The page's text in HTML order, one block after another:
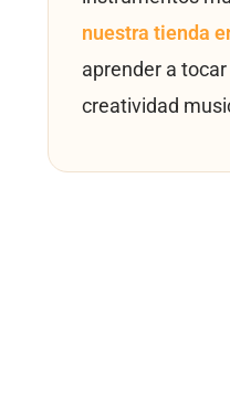
nuestra tienda
aprender a
creatividad